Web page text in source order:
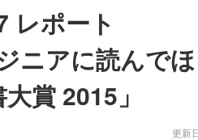
レポート
ニアに読んで
賞 2015」
更新